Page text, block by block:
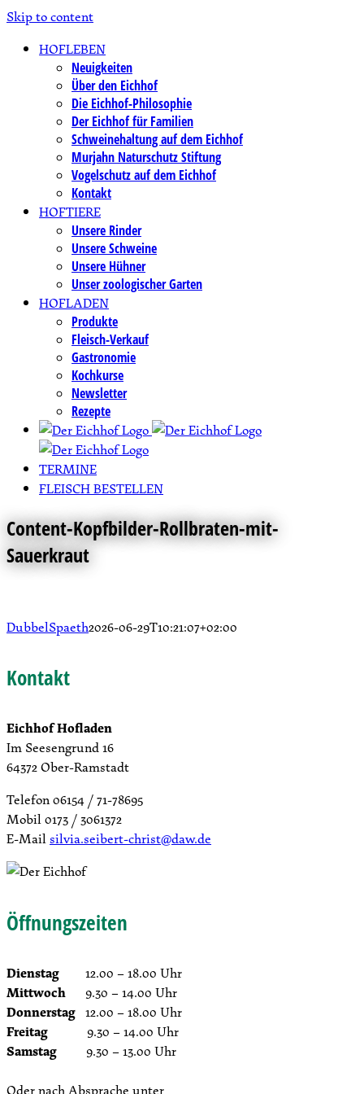
Skip to content
HOFLEBEN
Neuigkeiten
Über den Eichhof
Die Eichhof-Philosophie
Der Eichhof für Familien
Schweinehaltung auf dem Eichhof
Murjahn Naturschutz Stiftung
Vogelschutz auf dem Eichhof
Kontakt
HOFTIERE
Unsere Rinder
Unsere Schweine
Unsere Hühner
Unser zoologischer Garten
HOFLADEN
Produkte
Fleisch-Verkauf
Gastronomie
Kochkurse
Newsletter
Rezepte
TERMINE
FLEISCH BESTELLEN
Content-Kopfbilder-Rollbraten-mit-
Sauerkraut
DubbelSpaeth2026-06-29T10:21:07+02:00
Kontakt
Eichhof Hofladen
Im Seesengrund 16
64372 Ober-Ramstadt
Telefon 06154 / 71-78695
Mobil 0173 / 3061372
E-Mailsilvia.seibert-christ@daw.de
Öffnungszeiten
Dienstag 12.00 – 18.00 Uhr
Mittwoch 9.30 – 14.00 Uhr
Donnerstag 12.00 – 18.00 Uhr
Freitag 9.30 – 14.00 Uhr
Samstag 9.30 – 13.00 Uhr
Oder nach Absprache unter